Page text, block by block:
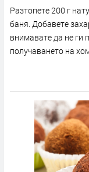
Разтопете 200 г
баня. Добавете
внимавате да не ги
получаването на